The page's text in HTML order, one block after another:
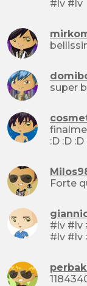
#lv #lv
Forte
#lv #lv #lv #lv #lv #lv #lv #lv #lv #lv #lv #lv